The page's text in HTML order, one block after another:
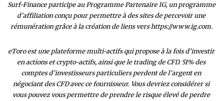
Surf-Finance participe au Programme Partenaire IG, un programme
d’affiliation conçu pour permettre à des sites de percevoir une
rémunération grâce à la création de liens vers https://www.ig.com.
eToro est une plateforme multi-actifs qui propose à la fois d’investir
en actions et crypto-actifs, ainsi que le trading de CFD. 51% des
comptes d’investisseurs particuliers perdent de l’argent en
négociant des CFD avec ce fournisseur. Vous devriez considérer si
vous pouvez vous permettre de prendre le risque élevé de perdre